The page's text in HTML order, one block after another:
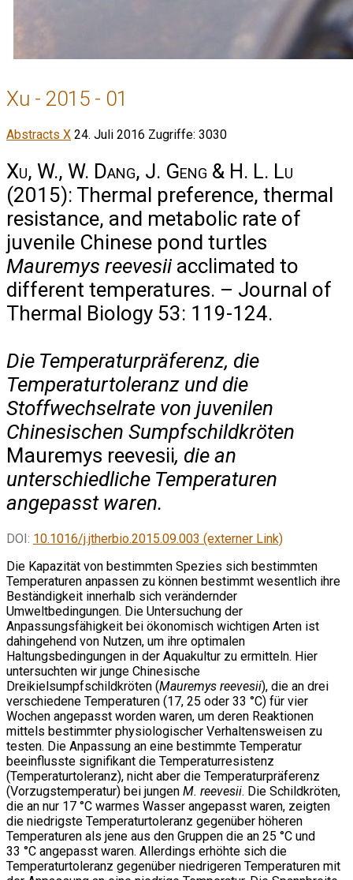
Xu - 2015 - 01
Abstracts X 24. Juli 2016 Zugriffe: 3030
Xu, W., W. Dang, J. Geng & H. L. Lu
(2015): Thermal preference, thermal
resistance, and metabolic rate of
juvenile Chinese pond turtles
Mauremys reevesiiacclimated to
different temperatures. – Journal of
Thermal Biology 53: 119-124.
Die Temperaturpräferenz, die
Temperaturtoleranz und die
Stoffwechselrate von juvenilen
Chinesischen Sumpfschildkröten
Mauremys reevesii, die an
unterschiedliche Temperaturen
angepasst waren.
DOI: 10.1016/j.jtherbio.2015.09.003 (externer Link)
Die Kapazität von bestimmten Spezies sich bestimmten
Temperaturen anpassen zu können bestimmt wesentlich ihre
Beständigkeit innerhalb sich verändernder
Umweltbedingungen. Die Untersuchung der
Anpassungsfähigkeit bei ökonomisch wichtigen Arten ist
dahingehend von Nutzen, um ihre optimalen
Haltungsbedingungen in der Aquakultur zu ermitteln. Hier
untersuchten wir junge Chinesische
Dreikielsumpfschildkröten (Mauremys reevesii), die an drei
verschiedene Temperaturen (17, 25 oder 33 °C) für vier
Wochen angepasst worden waren, um deren Reaktionen
mittels bestimmter physiologischer Verhaltensweisen zu
testen. Die Anpassung an eine bestimmte Temperatur
beeinflusste signifikant die Temperaturresistenz
(Temperaturtoleranz), nicht aber die Temperaturpräferenz
(Vorzugstemperatur) bei jungen M. reevesii. Die Schildkröten,
die an nur 17 °C warmes Wasser angepasst waren, zeigten
die niedrigste Temperaturtoleranz gegenüber höheren
Temperaturen als jene aus den Gruppen die an 25 °C und
33 °C angepasst waren. Allerdings erhöhte sich die
Temperaturtoleranz gegenüber niedrigeren Temperaturen mit